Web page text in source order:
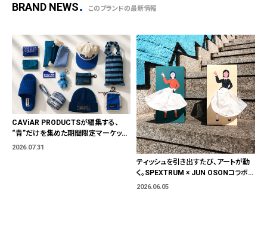
BRAND NEWS このブランドの最新情報
CAViAR PRODUCTSが編集する、
“青”だけを集めた期間限定マーケット
「BLUE MARKET」が横浜に。ブランド
2026.07.31
ティッシュを引き出すたび、アートが動
く。SPEXTRUM × JUN OSONコラボテ
ィッシュケース
2026.06.05